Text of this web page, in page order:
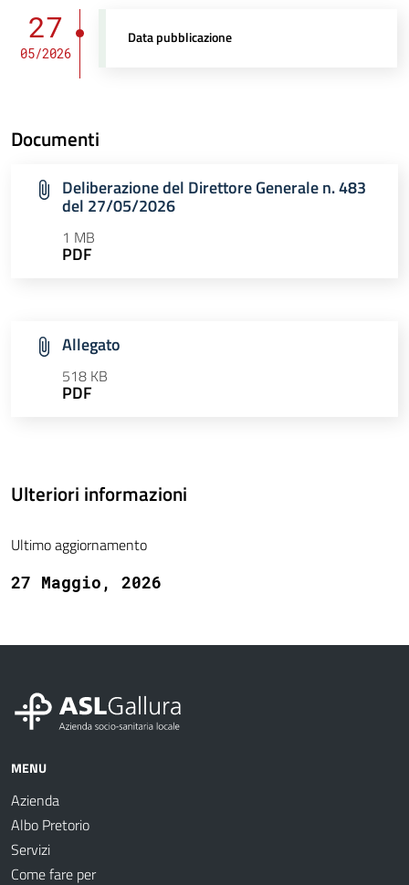
27
05/2026
Data pubblicazione
Documenti
Deliberazione del Direttore Generale n. 483
del 27/05/2026
1 MB
PDF
Allegato
518 KB
PDF
Ulteriori informazioni
Ultimo aggiornamento
27 Maggio, 2026
MENU
Azienda
Albo Pretorio
Servizi
Come fare per